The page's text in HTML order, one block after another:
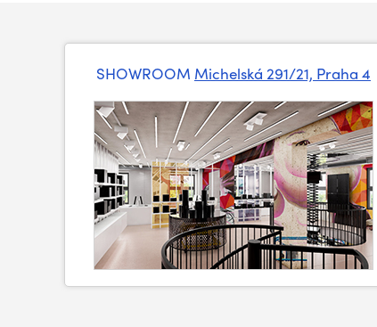
SHOWROOM Michelská 291/21, Praha 4